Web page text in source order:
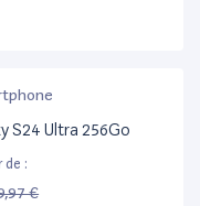
S24 Ultra 256Go
de :
€